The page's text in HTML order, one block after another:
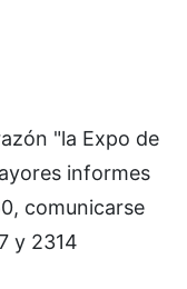
"la Expo de
informes
comunicarse
y 2314